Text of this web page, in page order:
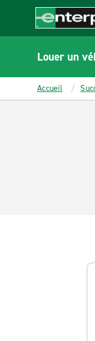
CONTENT
Enterprise
Louer un
Accueil